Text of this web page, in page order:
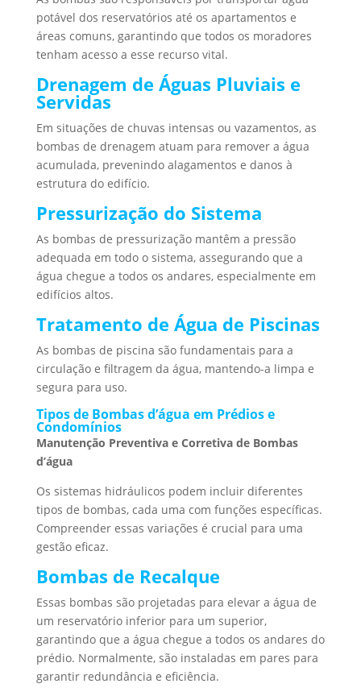
potável dos reservatórios até os apartamentos e
áreas comuns, garantindo que todos os moradores
tenham acesso a esse recurso vital.
Drenagem de Águas Pluviais e
Servidas
Em situações de chuvas intensas ou vazamentos, as
bombas de drenagem atuam para remover a água
acumulada, prevenindo alagamentos e danos à
estrutura do edifício.
Pressurização do Sistema
As bombas de pressurização mantêm a pressão
adequada em todo o sistema, assegurando que a
água chegue a todos os andares, especialmente em
edifícios altos.
Tratamento de Água de Piscinas
As bombas de piscina são fundamentais para a
circulação e filtragem da água, mantendo-a limpa e
segura para uso.
Tipos de Bombas d’água em Prédios e
Condomínios
Manutenção Preventiva e Corretiva de Bombas
d’água
Os sistemas hidráulicos podem incluir diferentes
tipos de bombas, cada uma com funções específicas.
Compreender essas variações é crucial para uma
gestão eficaz.
Bombas de Recalque
Essas bombas são projetadas para elevar a água de
um reservatório inferior para um superior,
garantindo que a água chegue a todos os andares do
prédio. Normalmente, são instaladas em pares para
garantir redundância e eficiência.